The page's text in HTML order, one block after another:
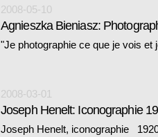
2008-05-10
Agnieszka Bieniasz:
"Je photographie ce que je vois
2008-03-01
Joseph Henelt: Iconographie
Joseph Henelt, iconographie